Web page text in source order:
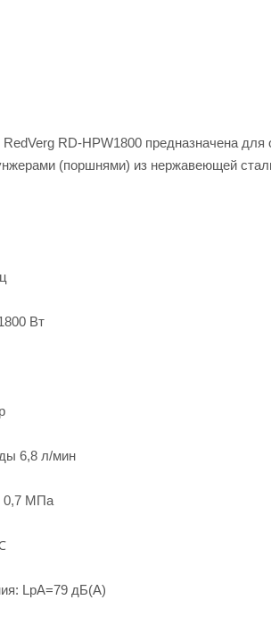
RD-HPW1800 предназначена
(поршнями) из нержавеющей
Вт
6,8 л/мин
0,7 МПа
LpA=79 дБ(A)